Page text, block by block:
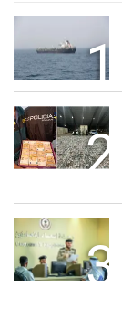
1
2
3